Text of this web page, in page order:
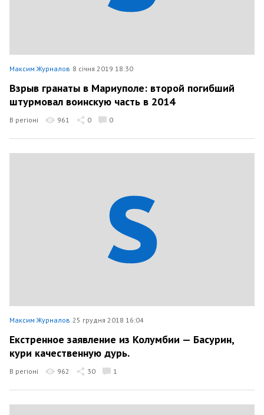
Максим Журналов 8 січня 2019 18:30
Взрыв гранаты в Мариуполе: второй погибший
штурмовал воинскую часть в 2014
В регіоні 961 0 0
Максим Журналов 25 грудня 2018 16:04
Екстренное заявление из Колумбии — Басурин,
кури качественную дурь.
В регіоні 962 30 1